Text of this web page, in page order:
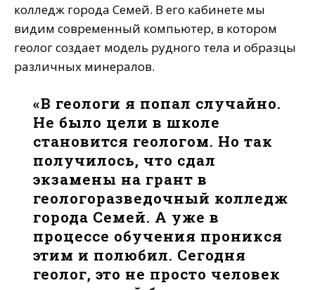
колледж города Семей. В его кабинете мы
видим современный компьютер, в котором
геолог создает модель рудного тела и образцы
различных минералов.
«В геологи я попал случайно.
Не было цели в школе
становится геологом. Но так
получилось, что сдал
экзамены на грант в
геологоразведочный колледж
города Семей. А уже в
процессе обучения проникся
этим и полюбил. Сегодня
геолог, это не просто человек